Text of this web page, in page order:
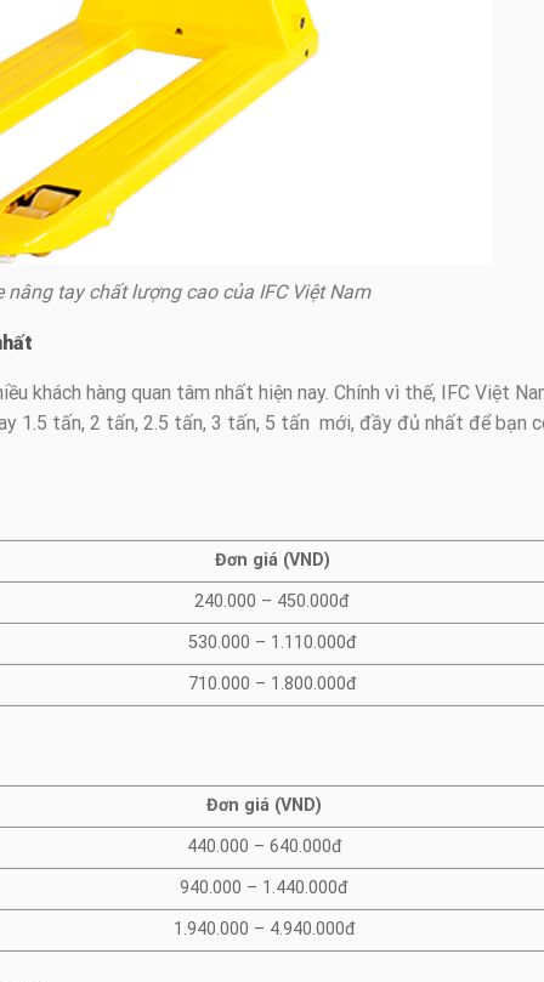
nâng tay chất lượng cao của IFC Việt Nam
khách hàng quan tâm nhất hiện nay. Chính vì thế, IFC Việt
1.5 tấn, 2 tấn, 2.5 tấn, 3 tấn, 5 tấn mới, đầy đủ nhất để bạn
Đơn giá (VND)
240.000 – 450.000đ
530.000 – 1.110.000đ
710.000 – 1.800.000đ
Đơn giá (VND)
440.000 – 640.000đ
940.000 – 1.440.000đ
1.940.000 – 4.940.000đ